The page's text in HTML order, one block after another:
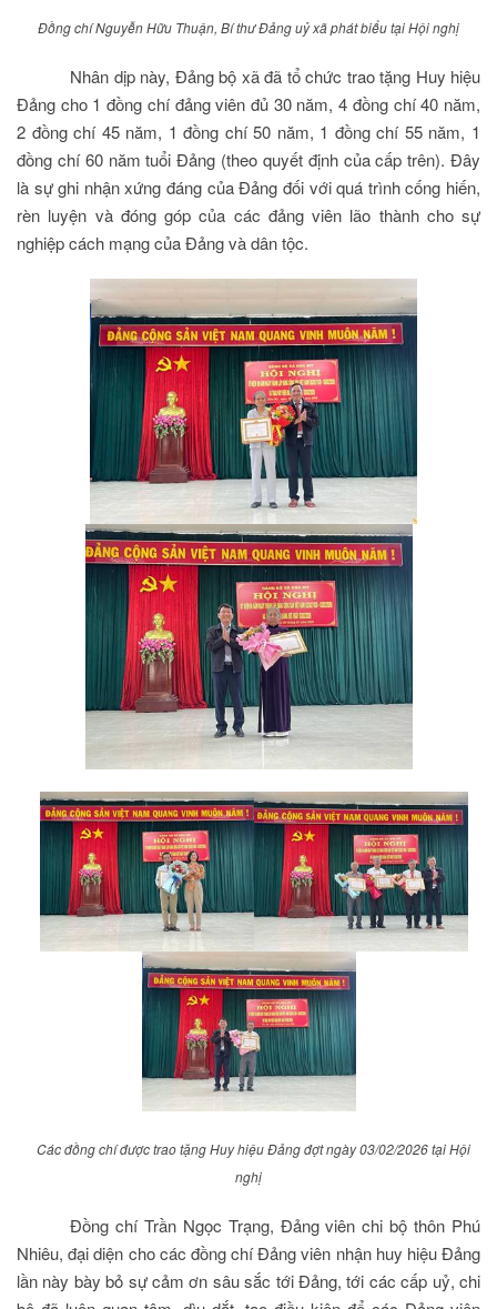
Đồng chí Nguyễn Hữu Thuận, Bí thư Đảng uỷ xã phát biểu tại Hội nghị
Nhân dịp này, Đảng bộ xã đã tổ chức trao tặng Huy hiệu
Đảng cho 1 đồng chí đảng viên đủ 30 năm, 4 đồng chí 40 năm,
2 đồng chí 45 năm, 1 đồng chí 50 năm, 1 đồng chí 55 năm, 1
đồng chí 60 năm tuổi Đảng (theo quyết định của cấp trên). Đây
là sự ghi nhận xứng đáng của Đảng đối với quá trình cống hiến,
rèn luyện và đóng góp của các đảng viên lão thành cho sự
nghiệp cách mạng của Đảng và dân tộc.
Các đồng chí được trao tặng Huy hiệu Đảng đợt ngày 03/02/2026 tại Hội
nghị
Đồng chí Trần Ngọc Trạng, Đảng viên chi bộ thôn Phú
Nhiêu, đại diện cho các đồng chí Đảng viên nhận huy hiệu Đảng
lần này bày bỏ sự cảm ơn sâu sắc tới Đảng, tới các cấp uỷ, chi